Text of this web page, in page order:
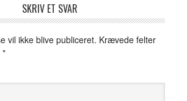
SKRIV ET SVAR
vil ikke blive publiceret. Krævede felter
*